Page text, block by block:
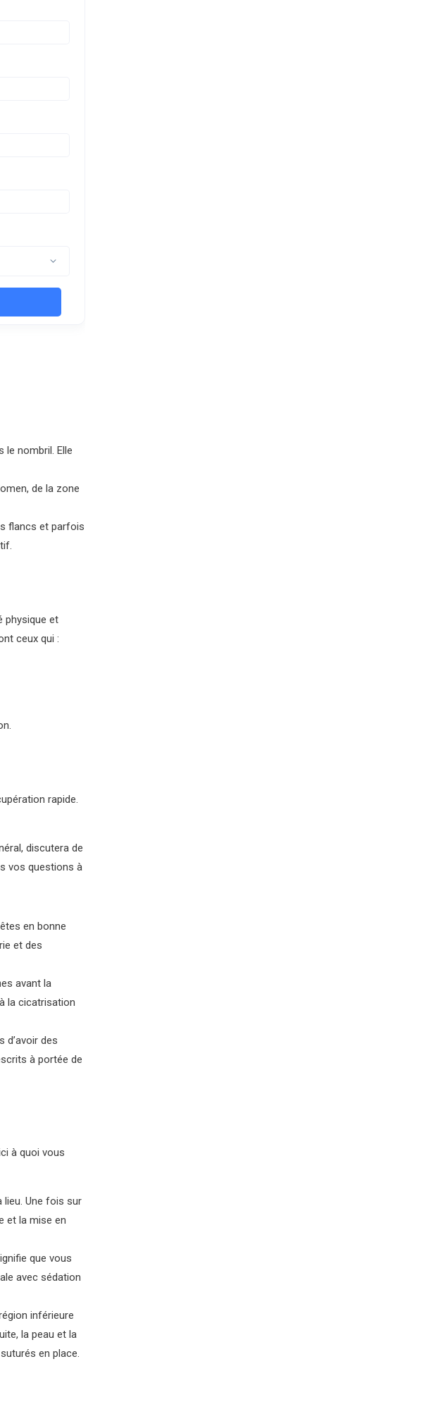
le nombril. Elle
de la zone
flancs et parfois
physique et
ceux qui :
rapide.
discutera de
vos questions à
en bonne
et des
avant la
la cicatrisation
d’avoir des
à portée de
à quoi vous
lieu. Une fois sur
et la mise en
que vous
avec sédation
inférieure
la peau et la
en place.